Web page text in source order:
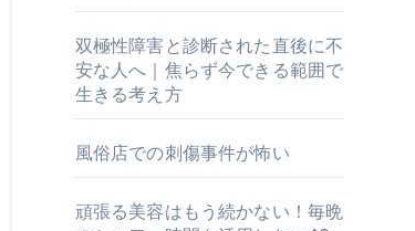
双極性障害と診断された直後に不
安な人へ｜焦らず今できる範囲で
生きる考え方
風俗店での刺傷事件が怖い
頑張る美容はもう続かない！毎晩